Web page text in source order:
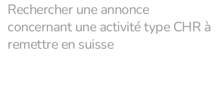
Rechercher une annonce
concernant une activité type CHR à
remettre en suisse